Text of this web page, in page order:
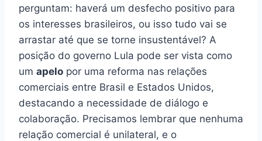
perguntam: haverá um desfecho positivo para
os interesses brasileiros, ou isso tudo vai se
arrastar até que se torne insustentável? A
posição do governo Lula pode ser vista como
um apelo por uma reforma nas relações
comerciais entre Brasil e Estados Unidos,
destacando a necessidade de diálogo e
colaboração. Precisamos lembrar que nenhuma
relação comercial é unilateral, e o